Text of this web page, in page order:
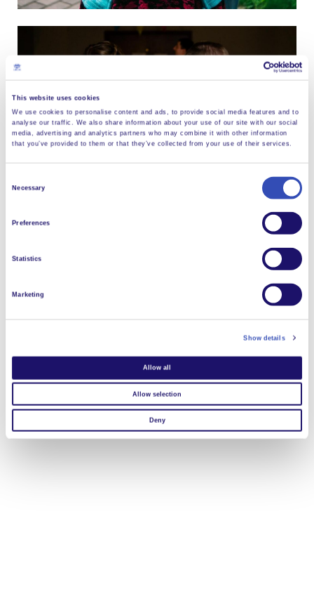
This website uses cookies
We use cookies to personalise content and ads, to provide social media features and to
analyse our traffic. We also share information about your use of our site with our social
media, advertising and analytics partners who may combine it with other information
that you’ve provided to them or that they’ve collected from your use of their services.
Necessary
Preferences
Statistics
Marketing
Show details
Allow all
Allow selection
Deny